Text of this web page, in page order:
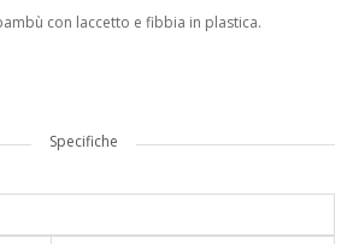
con laccetto e fibbia in plastica.
Specifiche